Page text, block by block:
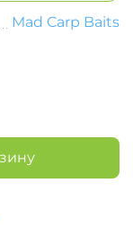
Mad Carp Baits